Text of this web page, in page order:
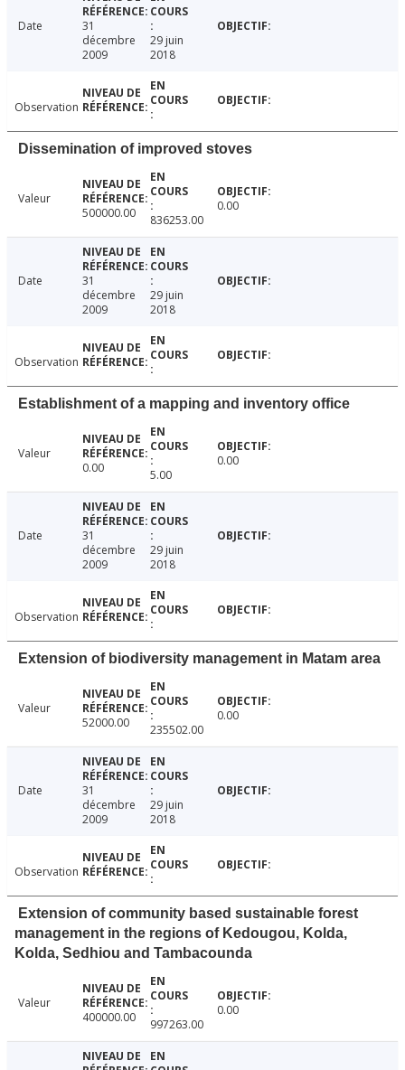
Date
31
décembre
2009
29 juin
2018
Observation
Dissemination of improved stoves
Valeur
500000.00
836253.00
0.00
Date
31
décembre
2009
29 juin
2018
Observation
Establishment of a mapping and inventory office
Valeur
0.00
5.00
0.00
Date
31
décembre
2009
29 juin
2018
Observation
Extension of biodiversity management in Matam area
Valeur
52000.00
235502.00
0.00
Date
31
décembre
2009
29 juin
2018
Observation
Extension of community based sustainable forest
management in the regions of Kedougou, Kolda,
Kolda, Sedhiou and Tambacounda
Valeur
400000.00
997263.00
0.00